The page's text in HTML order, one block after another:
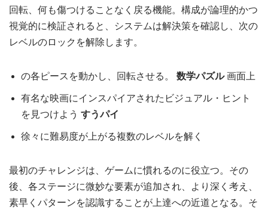
回転、何も傷つけることなく戻る機能。構成が論理的かつ
視覚的に検証されると、システムは解決策を確認し、次の
レベルのロックを解除します。
の各ピースを動かし、回転させる。 数学パズル画面上
有名な映画にインスパイアされたビジュアル・ヒント
を見つけよう すうパイ
徐々に難易度が上がる複数のレベルを解く
最初のチャレンジは、ゲームに慣れるのに役立つ。その
後、各ステージに微妙な要素が追加され、より深く考え、
素早くパターンを認識することが上達への近道となる。そ